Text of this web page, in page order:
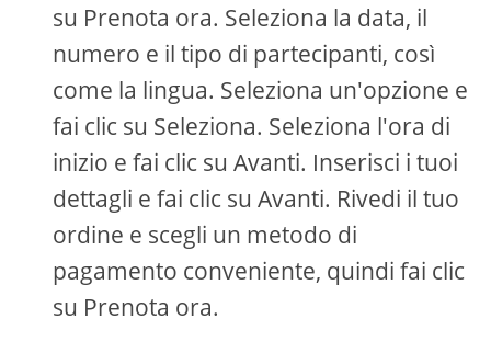
su Prenota ora. Seleziona la data, il
numero e il tipo di partecipanti, così
come la lingua. Seleziona un'opzione e
fai clic su Seleziona. Seleziona l'ora di
inizio e fai clic su Avanti. Inserisci i tuoi
dettagli e fai clic su Avanti. Rivedi il tuo
ordine e scegli un metodo di
pagamento conveniente, quindi fai clic
su Prenota ora.